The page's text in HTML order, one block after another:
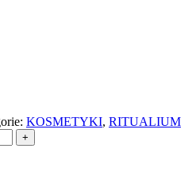
KOSMETYKI, RITUALIUM
+